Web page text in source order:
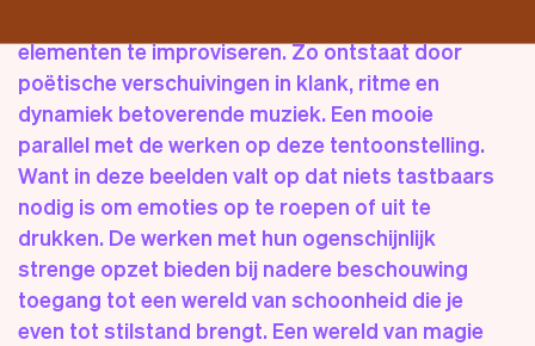
elementen te improviseren. Zo ontstaat door
poëtische verschuivingen in klank, ritme en
dynamiek betoverende muziek. Een mooie
parallel met de werken op deze tentoonstelling.
Want in deze beelden valt op dat niets tastbaars
nodig is om emoties op te roepen of uit te
drukken. De werken met hun ogenschijnlijk
strenge opzet bieden bij nadere beschouwing
toegang tot een wereld van schoonheid die je
even tot stilstand brengt. Een wereld van magie